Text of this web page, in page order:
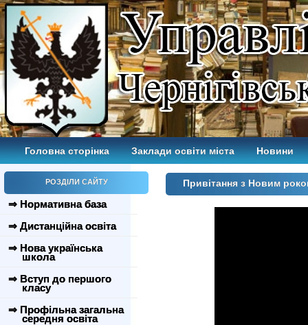
Головна сторінка Заклади освіти міста Новини
РОЗДІЛИ САЙТУ
⇒ Нормативна база
⇒ Дистанційна освіта
⇒ Нова українська
школа
⇒ Вступ до першого
класу
⇒ Профільна загальна
середня освіта
Привітання з Новим